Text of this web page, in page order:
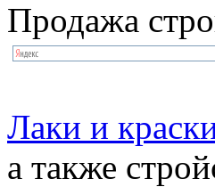
Продажа
Лаки и
а также